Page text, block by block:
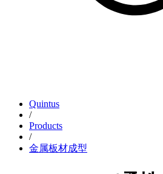
Quintus
/
Products
/
金属板材成型